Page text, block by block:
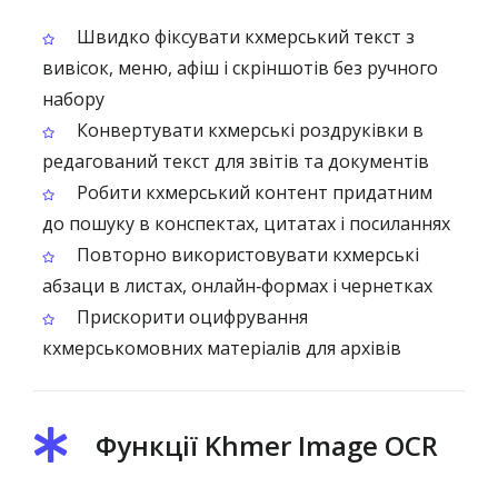
Швидко фіксувати кхмерський текст з
вивісок, меню, афіш і скріншотів без ручного
набору
Конвертувати кхмерські роздруківки в
редагований текст для звітів та документів
Робити кхмерський контент придатним
до пошуку в конспектах, цитатах і посиланнях
Повторно використовувати кхмерські
абзаци в листах, онлайн‑формах і чернетках
Прискорити оцифрування
кхмерськомовних матеріалів для архівів
Функції Khmer Image OCR